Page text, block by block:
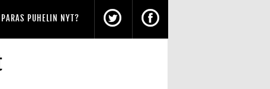
PARAS PUHELIN NYT?